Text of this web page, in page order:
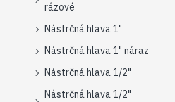
rázové
Nástrčná hlava 1"
Nástrčná hlava 1" náraz
Nástrčná hlava 1/2"
Nástrčná hlava 1/2"